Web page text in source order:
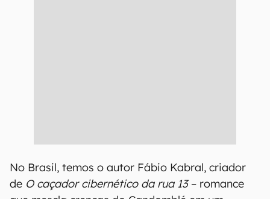
No Brasil, temos o autor Fábio Kabral, criador
de O caçador cibernético da rua 13– romance